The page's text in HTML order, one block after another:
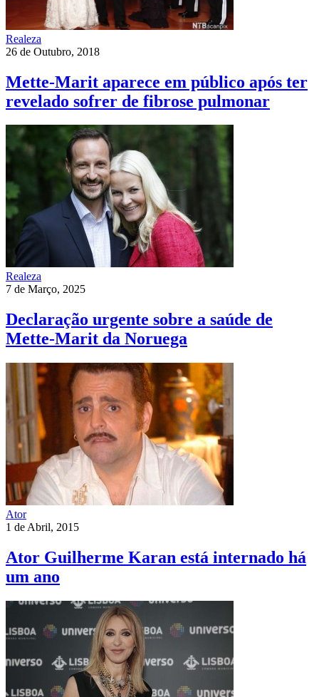
Realeza
26 de Outubro, 2018
Mette-Marit aparece em público após ter
revelado sofrer de fibrose pulmonar
Realeza
7 de Março, 2025
Declaração urgente sobre a saúde de
Mette-Marit da Noruega
Ator
1 de Abril, 2015
Ator Guilherme Karan está internado há
um ano